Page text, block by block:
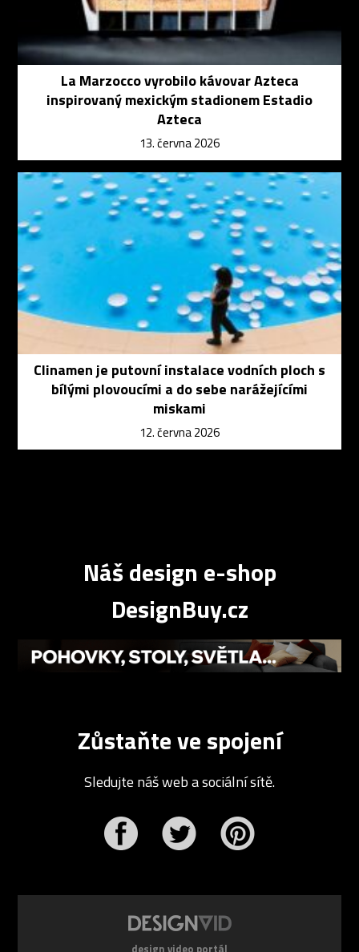
La Marzocco vyrobilo kávovar Azteca
inspirovaný mexickým stadionem Estadio
Azteca
13. června 2026
Clinamen je putovní instalace vodních ploch s
bílými plovoucími a do sebe narážejícími
miskami
12. června 2026
Náš design e-shop
DesignBuy.cz
Zůstaňte ve spojení
Sledujte náš web a sociální sítě.
design video portál